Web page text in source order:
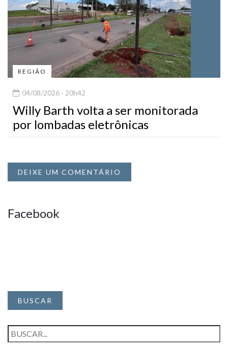
REGIÃO
04/08/2026 - 20h42
Willy Barth volta a ser monitorada
por lombadas eletrônicas
DEIXE UM COMENTÁRIO
Facebook
BUSCAR